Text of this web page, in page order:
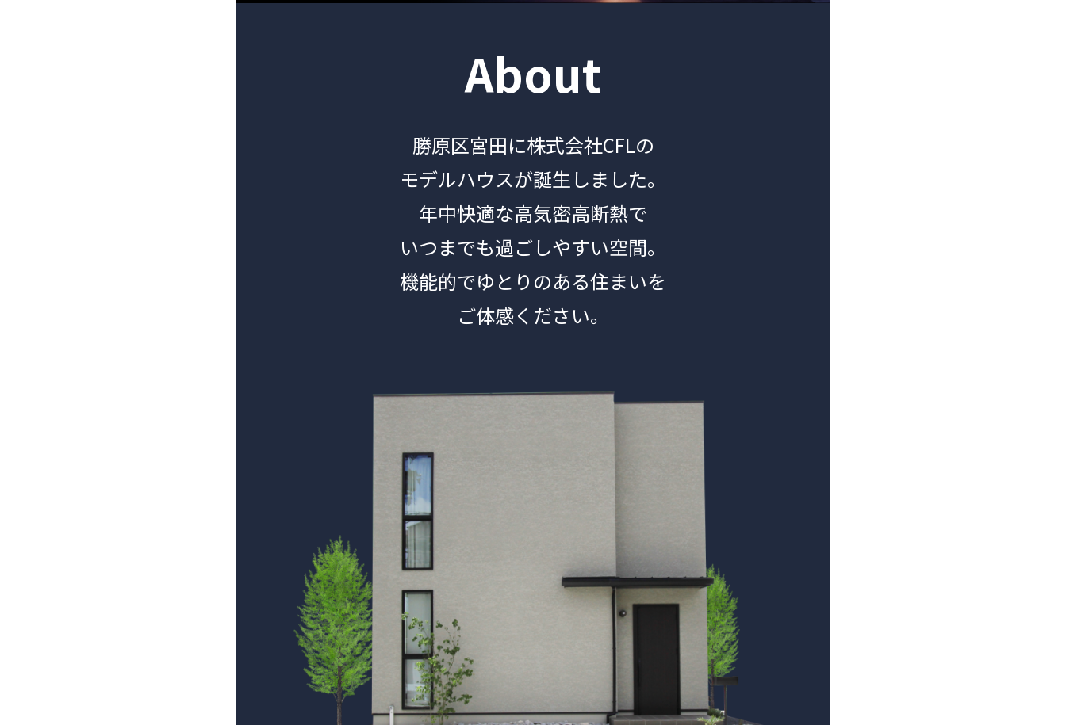
About
勝原区宮田に株式会社CFLの
モデルハウスが誕⽣しました。
年中快適な高気密高断熱で
いつまでも過ごしやすい空間。
機能的でゆとりのある住まいを
ご体感ください。